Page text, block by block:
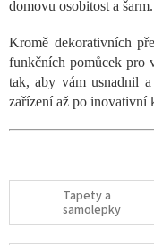
domovu osobitost a šarm.
Kromě dekorativních
funkčních pomůcek pro
tak, aby vám usnadnil
zařízení až po inovativní
Tapety a
samolepky